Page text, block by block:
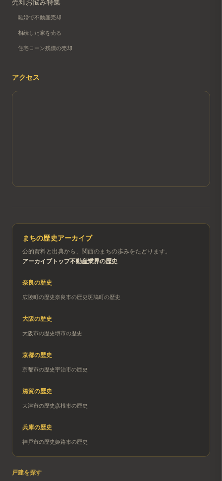
離婚で不動産売却
相続した家を売る
住宅ローン残債の売却
アクセス
まちの歴史アーカイブ
公的資料と出典から、関西のまちの歩みをたどります。
アーカイブトップ不動産業界の歴史
奈良の歴史
広陵町の歴史奈良市の歴史斑鳩町の歴史
大阪の歴史
大阪市の歴史堺市の歴史
京都の歴史
京都市の歴史宇治市の歴史
滋賀の歴史
大津市の歴史 彦根市の歴史
兵庫の歴史
神戸市の歴史姫路市の歴史
戸建を探す